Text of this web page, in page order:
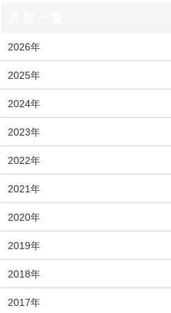
2026年
2025年
2024年
2023年
2022年
2021年
2020年
2019年
2018年
2017年